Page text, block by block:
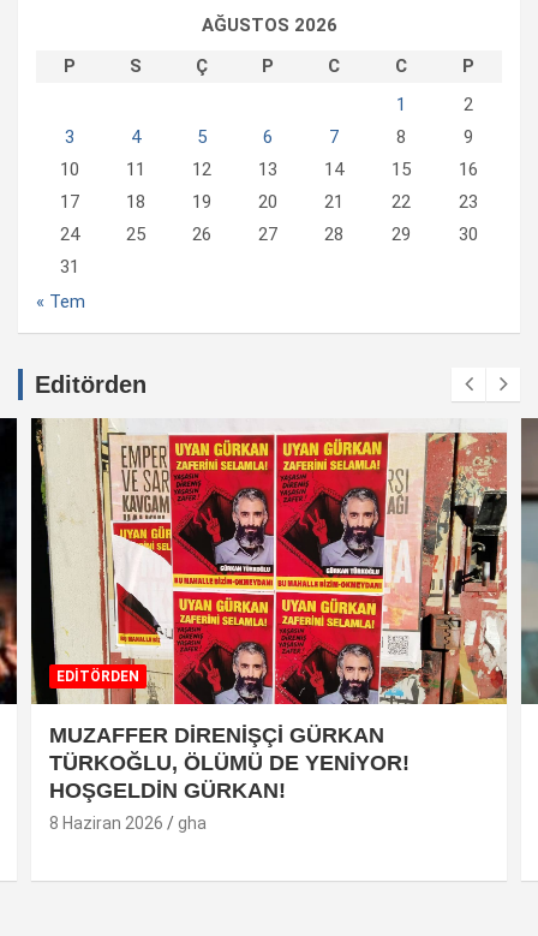
AĞUSTOS 2026
P
S Ç P C C
P
1
2
3
4 5 6 7 8
9
10
11 12 13 14 15
16
17
18 19 20 21 22
23
24
25 26 27 28 29
30
31
« Tem
Editörden
EDİTÖRDEN
MUZAFFER DİRENİŞÇİ GÜRKAN
TÜRKOĞLU, ÖLÜMÜ DE YENİYOR!
HOŞGELDİN GÜRKAN!
8 Haziran 2026 gha